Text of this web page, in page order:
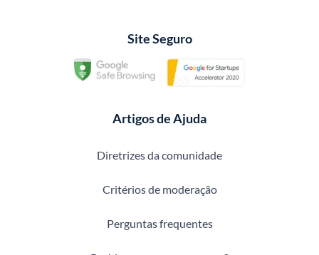
Site Seguro
Artigos de Ajuda
Diretrizes da comunidade
Critérios de moderação
Perguntas frequentes